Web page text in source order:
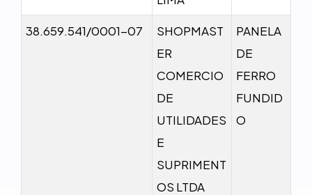
38.659.541/0001-07
SHOPMAST
ER
COMERCIO
DE
UTILIDADES
E
SUPRIMENT
OS LTDA
PANELA
DE
FERRO
FUNDID
O